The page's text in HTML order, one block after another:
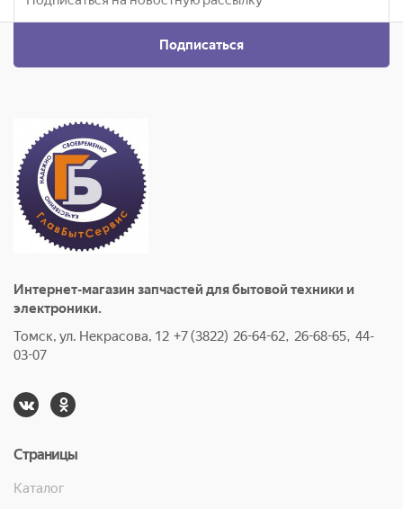
Подписаться
Интернет-магазин запчастей для бытовой техники и
электроники.
Томск, ул. Некрасова, 12 +7 (3822) 26-64-62, 26-68-65, 44-
03-07
Страницы
Каталог